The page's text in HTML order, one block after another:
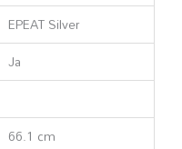
EPEAT Silver
Ja
66.1 cm